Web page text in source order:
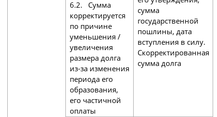
6.2. Сумма
корректируется
по причине
уменьшения /
увеличения
размера долга
из-за изменения
периода его
образования,
его частичной
оплаты
сумма
государственной
пошлины, дата
вступления в силу.
Скорректированная
сумма долга